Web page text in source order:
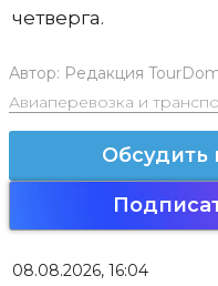
четверга.
Автор: Редакция
Авиаперевозка и
Обсудить
08.08.2026, 16:04